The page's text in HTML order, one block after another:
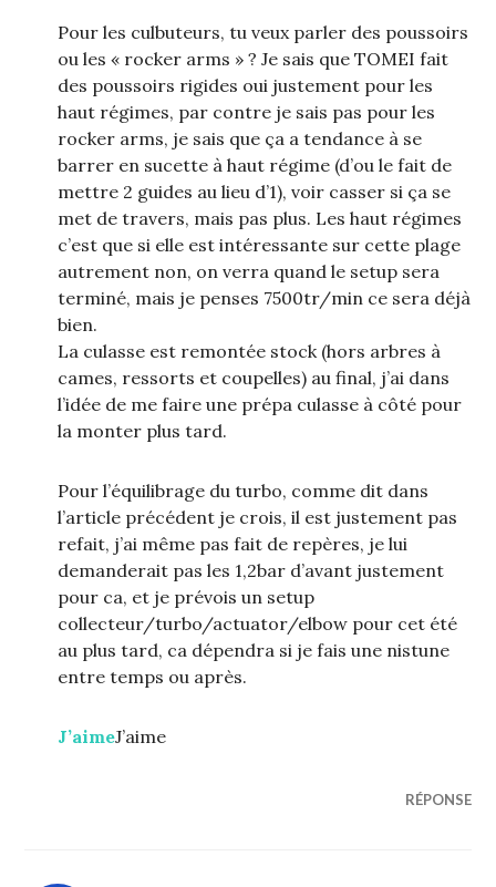
Pour les culbuteurs, tu veux parler des poussoirs
ou les « rocker arms » ? Je sais que TOMEI fait
des poussoirs rigides oui justement pour les
haut régimes, par contre je sais pas pour les
rocker arms, je sais que ça a tendance à se
barrer en sucette à haut régime (d’ou le fait de
mettre 2 guides au lieu d’1), voir casser si ça se
met de travers, mais pas plus. Les haut régimes
c’est que si elle est intéressante sur cette plage
autrement non, on verra quand le setup sera
terminé, mais je penses 7500tr/min ce sera déjà
bien.
La culasse est remontée stock (hors arbres à
cames, ressorts et coupelles) au final, j’ai dans
l’idée de me faire une prépa culasse à côté pour
la monter plus tard.
Pour l’équilibrage du turbo, comme dit dans
l’article précédent je crois, il est justement pas
refait, j’ai même pas fait de repères, je lui
demanderait pas les 1,2bar d’avant justement
pour ca, et je prévois un setup
collecteur/turbo/actuator/elbow pour cet été
au plus tard, ca dépendra si je fais une nistune
entre temps ou après.
J’aimeJ’aime
RÉPONSE